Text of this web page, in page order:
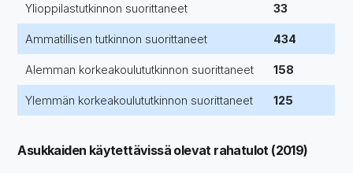
Ylioppilastutkinnon suorittaneet 33
Ammatillisen tutkinnon suorittaneet 434
Alemman korkeakoulututkinnon suorittaneet 158
Ylemmän korkeakoulututkinnon suorittaneet 125
Asukkaiden käytettävissä olevat rahatulot (2019)